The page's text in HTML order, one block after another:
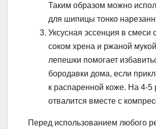
Таким образом можно
для шипицы тонко
Уксусная эссенция в смеси
соком хрена и ржаной
лепешки помогает
бородавки дома, если
к распаренной коже. На 4-5
отвалится вместе с
Перед использованием любого